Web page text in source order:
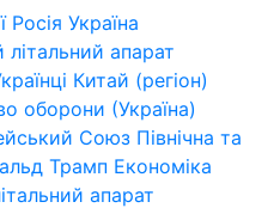
Росія Україна
літальний апарат
Китай (регіон)
оборони (Україна)
Союз Північна та
Трамп Економіка
апарат